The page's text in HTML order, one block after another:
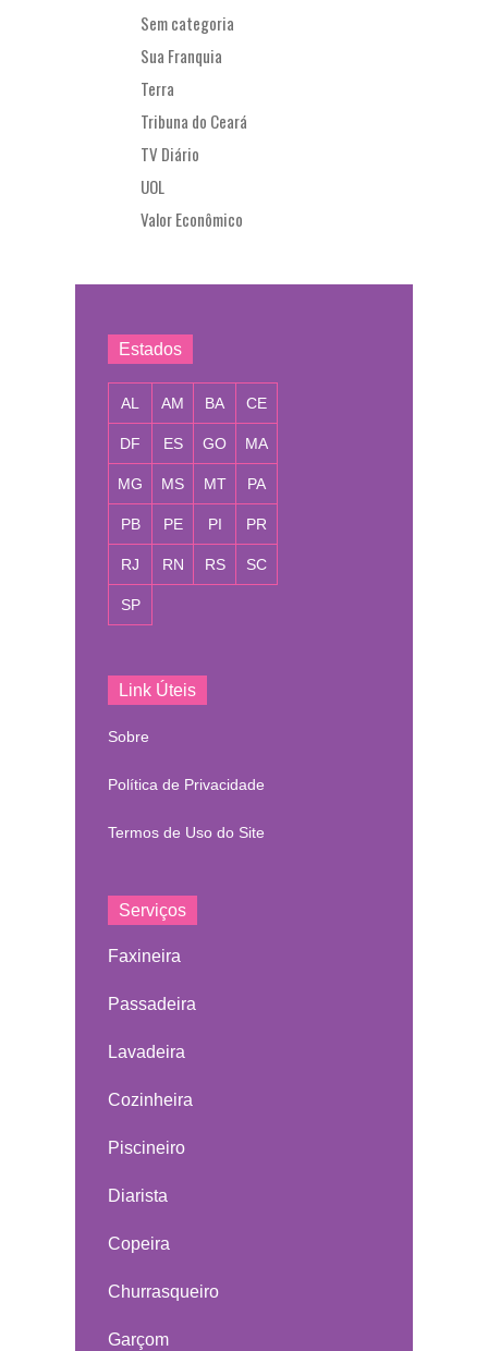
Sem categoria
Sua Franquia
Terra
Tribuna do Ceará
TV Diário
UOL
Valor Econômico
Estados
AL AM BA CE
DF ES GO MA
MG MS MT PA
PB PE PI PR
RJ RN RS SC
SP
Link Úteis
Sobre
Política de Privacidade
Termos de Uso do Site
Serviços
Faxineira
Passadeira
Lavadeira
Cozinheira
Piscineiro
Diarista
Copeira
Churrasqueiro
Garçom